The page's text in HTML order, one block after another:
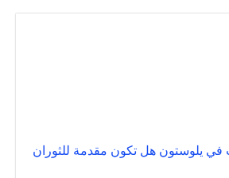
في يلوستون هل تكون مقدمة للثوران